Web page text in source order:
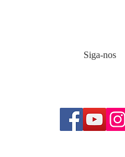
Siga-nos